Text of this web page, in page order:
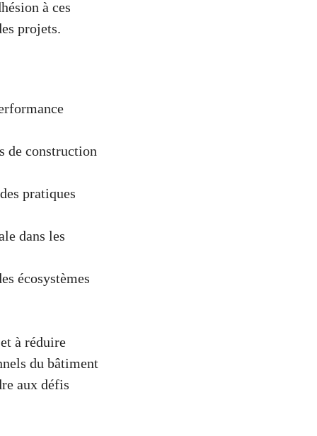
à ces
projets.
de construction
pratiques
dans les
écosystèmes
à réduire
du bâtiment
aux défis